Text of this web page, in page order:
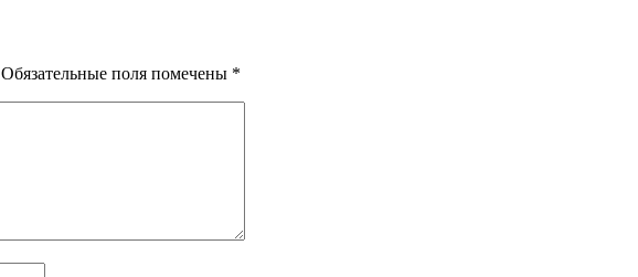
Обязательные поля помечены *